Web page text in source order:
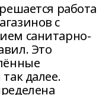
работа
с
санитарно-
Это
далее.